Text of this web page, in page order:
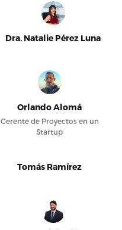
Dra. Natalie Pérez Luna
Orlando Alomá
Gerente de Proyectos en un
Startup
Tomás Ramírez